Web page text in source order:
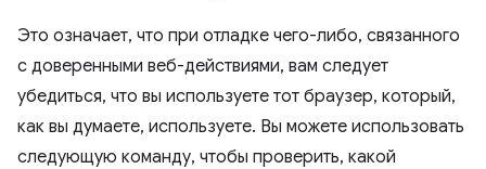
Это означает, что при отладке чего-либо, связанного
с доверенными веб-действиями, вам следует
убедиться, что вы используете тот браузер, который,
как вы думаете, используете. Вы можете использовать
следующую команду, чтобы проверить, какой